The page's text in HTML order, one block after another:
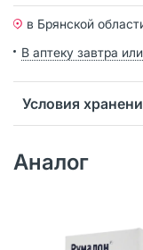
в Брянской
В аптеку завтра
Условия
Аналог